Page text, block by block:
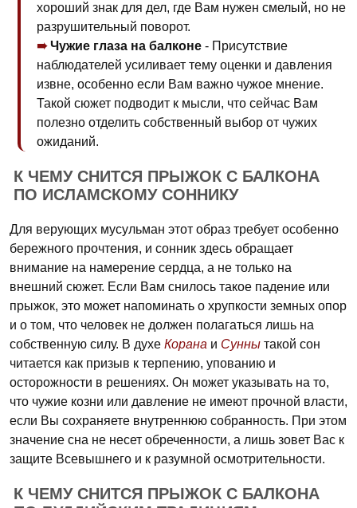
хороший знак для дел, где Вам нужен смелый, но не
разрушительный поворот.
Чужие глаза на балконе - Присутствие
наблюдателей усиливает тему оценки и давления
извне, особенно если Вам важно чужое мнение.
Такой сюжет подводит к мысли, что сейчас Вам
полезно отделить собственный выбор от чужих
ожиданий.
К ЧЕМУ СНИТСЯ ПРЫЖОК С БАЛКОНА
ПО ИСЛАМСКОМУ СОННИКУ
Для верующих мусульман этот образ требует особенно
бережного прочтения, и сонник здесь обращает
внимание на намерение сердца, а не только на
внешний сюжет. Если Вам снилось такое падение или
прыжок, это может напоминать о хрупкости земных опор
и о том, что человек не должен полагаться лишь на
собственную силу. В духе Корана и Сунны такой сон
читается как призыв к терпению, упованию и
осторожности в решениях. Он может указывать на то,
что чужие козни или давление не имеют прочной власти,
если Вы сохраняете внутреннюю собранность. При этом
значение сна не несет обреченности, а лишь зовет Вас к
защите Всевышнего и к разумной осмотрительности.
К ЧЕМУ СНИТСЯ ПРЫЖОК С БАЛКОНА